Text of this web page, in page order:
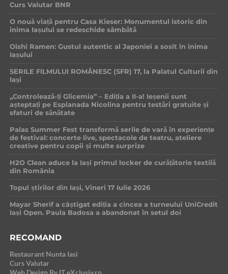
Curs Valutar BNR
O nouă viață pentru Casa Kieser: Monumentul istoric din
inima Iașului se redeschide sâmbătă
Oishi Ramen: Gustul autentic al Japoniei a sosit în inima
Iașului
SERILE FILMULUI ROMÂNESC (SFR) 17, la Palatul Culturii din
Iași
„Controlează-ți Glicemia” – Ediția a II-a! Ieșenii sunt
așteptați pe Esplanada Nicolina pentru testări gratuite și
sfaturi de sănătate
Palas Summer Fest transformă serile de vară în experiențe
de festival: concerte live, spectacole de teatru, ateliere
creative pentru copii și multe surprize
H2O Clean aduce la Iași primul locker de curățătorie textilă
din România
Topul știrilor din Iași, Vineri 17 Iulie 2026
Mayar Sherif a câștigat ediția a cincea a turneului UniCredit
Iași Open. Paula Badosa a abandonat în setul doi
RECOMAND
Restaurant Nunta Iasi
Curs Valutar
Web Design By IT eXclusiv.ro